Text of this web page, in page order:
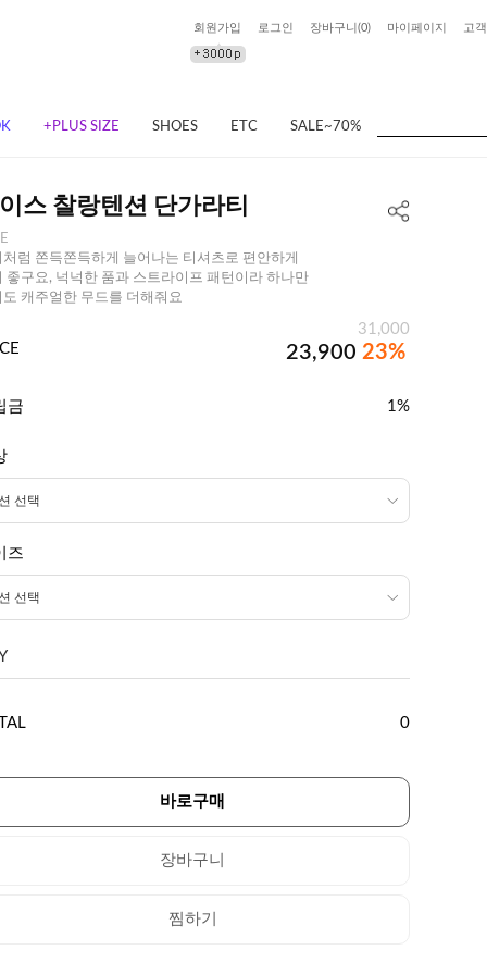
회원가입 로그인 장바구니(0) 마이페이지 고
+PLUS SIZE SHOES ETC SALE~70%
스 찰랑텐션 단가라티
처럼 쫀득쫀득하게 늘어나는 티셔츠로 편안하게
좋구요, 넉넉한 품과 스트라이프 패턴이라 하나만
도 캐주얼한 무드를 더해줘요
31,000
23,900 23%
금 1%
즈
0
바로구매
장바구니
찜하기